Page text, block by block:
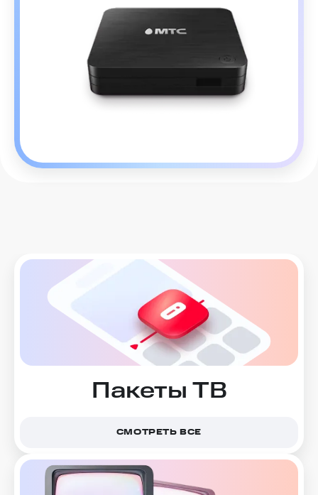
Пакеты ТВ
СМОТРЕТЬ ВСЕ